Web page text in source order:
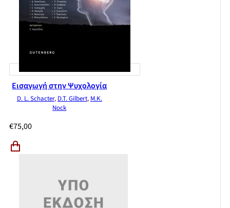
Εισαγωγή στην Ψυχολογία
D. L. Schacter, D.T. Gilbert, M.K.
Nock
€75,00